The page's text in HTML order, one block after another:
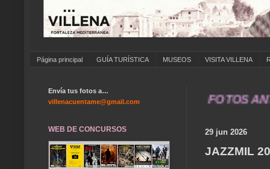
Página principal GUÍA TURÍSTICA MUSEOS VISITA VILLENA
... ANÍMATE A ENVIAR FOTOS
29 jun 2026
JAZZMIL
Envía tus fotos a…
villenacuentame@gmail.com
WEB DE CONCURSOS